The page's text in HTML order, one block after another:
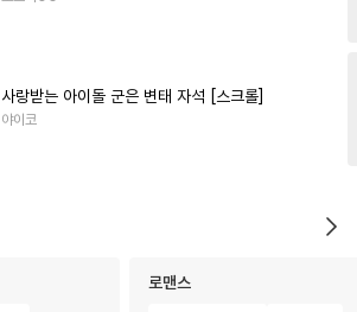
사랑받는 아이돌 군은 변태 자석 [스크롤]
야이코
로맨스